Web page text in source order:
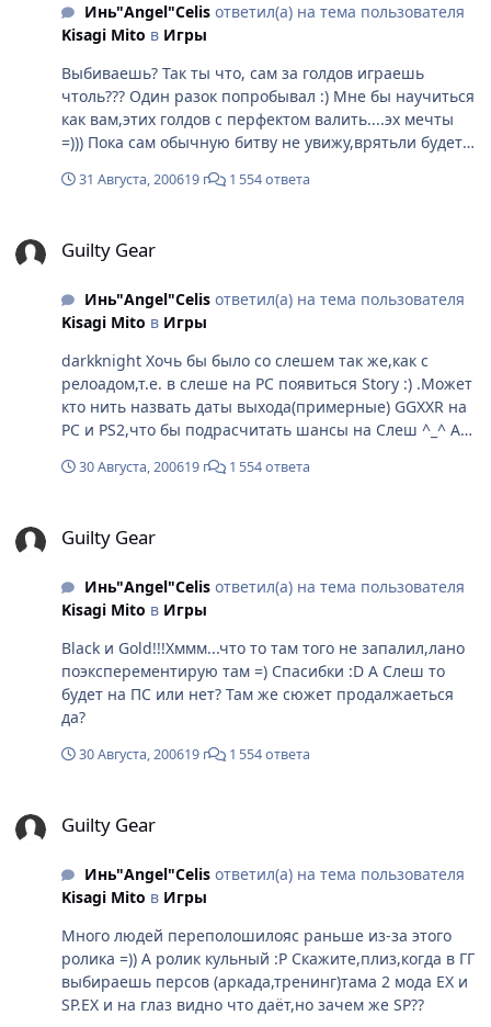
Инь"Angel"Celisответил(а) на тема пользователя
Kisagi Mito в Игры
Выбиваешь? Так ты что, сам за голдов играешь
чтоль??? Один разок попробывал :) Мне бы научиться
как вам,этих голдов с перфектом валить....эх мечты
=))) Пока сам обычную битву не увижу,врятьли будет
31 Августа, 200619 г 1 554 ответа
Guilty Gear
Инь"Angel"Celisответил(а) на тема пользователя
Kisagi Mito в Игры
darkknight Хочь бы было со слешем так же,как с
релоадом,т.е. в слеше на PC появиться Story :) .Может
кто нить назвать даты выхода(примерные) GGXXR на
PC и PS2,что бы подрасчитать шансы на Слеш ^_^ А
если бы разрешение рисунков поднялося,скажем до
все ХП :P Только,не понимаю смысла в Блэкэ,ни
30 Августа, 200619 г 1 554 ответа
Guilty Gear
Инь"Angel"Celisответил(а) на тема пользователя
Kisagi Mito в Игры
Black и Gold!!!Хммм...что то там того не запалил,лано
поэксперементирую там =) Спасибки :D А Слеш то
будет на ПС или нет? Там же сюжет продалжаеться
да?
30 Августа, 200619 г 1 554 ответа
Guilty Gear
Инь"Angel"Celisответил(а) на тема пользователя
Kisagi Mito в Игры
Много людей переполошилояс раньше из-за этого
ролика =)) А ролик кульный :P Скажите,плиз,когда в ГГ
выбираешь персов (аркада,тренинг)тама 2 мода EX и
SP.EX и на глаз видно что даёт,но зачем же SP??